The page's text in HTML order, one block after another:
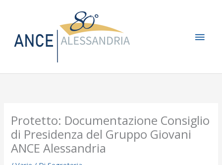
Protetto: Documentazione Consiglio
di Presidenza del Gruppo Giovani
ANCE Alessandria